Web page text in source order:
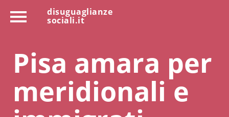
disuguaglianze
sociali.it
Pisa amara per
meridionali e